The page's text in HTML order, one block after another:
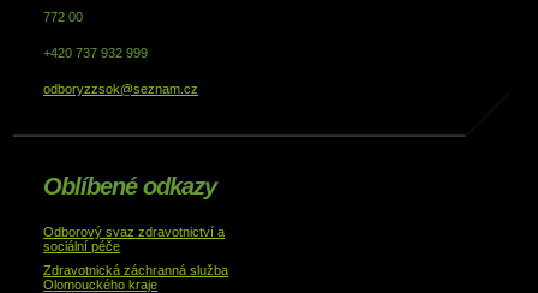
772 00
+420 737 932 999
odboryzzsok@seznam.cz
Oblíbené odkazy
Odborový svaz zdravotnictví a
sociální péče
Zdravotnická záchranná služba
Olomouckého kraje